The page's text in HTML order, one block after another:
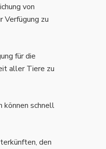
von
Verfügung zu
für die
aller Tiere zu
können schnell
den